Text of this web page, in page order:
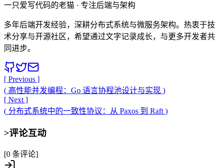
一只爱写代码的老猫 · 专注后端与架构
多年后端开发经验，深耕分布式系统与微服务架构。热衷于技
术分享与开源社区，希望通过文字记录成长，与更多开发者共
同进步。
[ Previous ]
( 高性能并发编程：Go 语言协程池设计与实现 )
[ Next ]
( 分布式系统中的一致性协议：从 Paxos 到 Raft )
>评论互动
[0 条评论]